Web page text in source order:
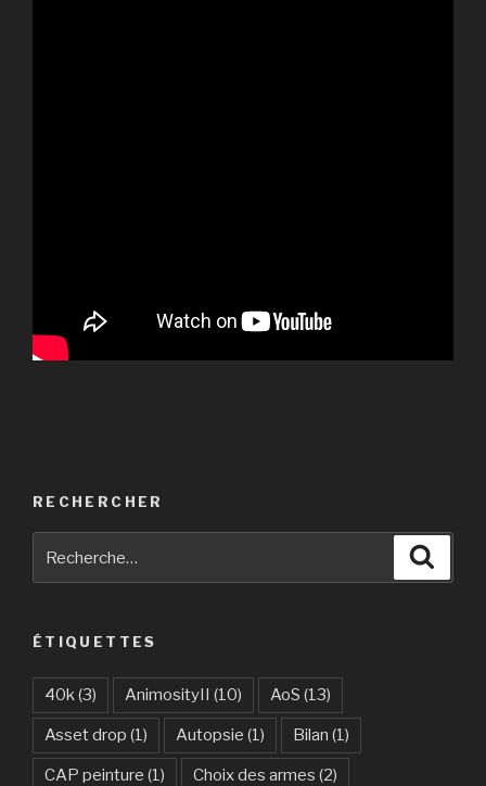
RECHERCHER
ÉTIQUETTES
40k (3) AnimosityII (10) AoS (13)
Asset drop (1) Autopsie (1) Bilan (1)
CAP peinture (1) Choix des armes (2)